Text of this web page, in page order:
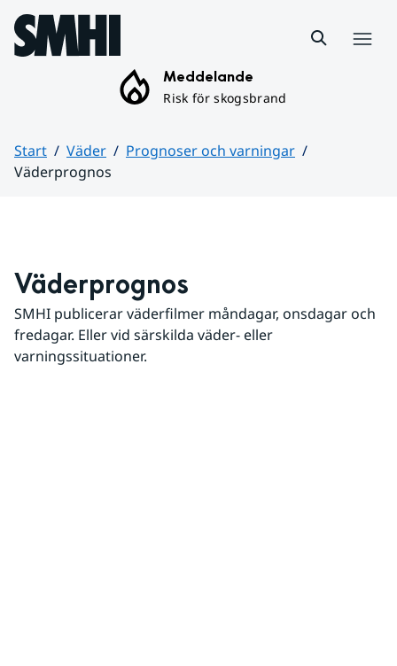
Hoppa till sidans innehåll
Meddelande
Risk för skogsbrand
Start Väder
Prognoser och varningar
Väderprognos
Väderprognos
SMHI publicerar väderfilmer måndagar, onsdagar och
fredagar. Eller vid särskilda väder- eller
varningssituationer.